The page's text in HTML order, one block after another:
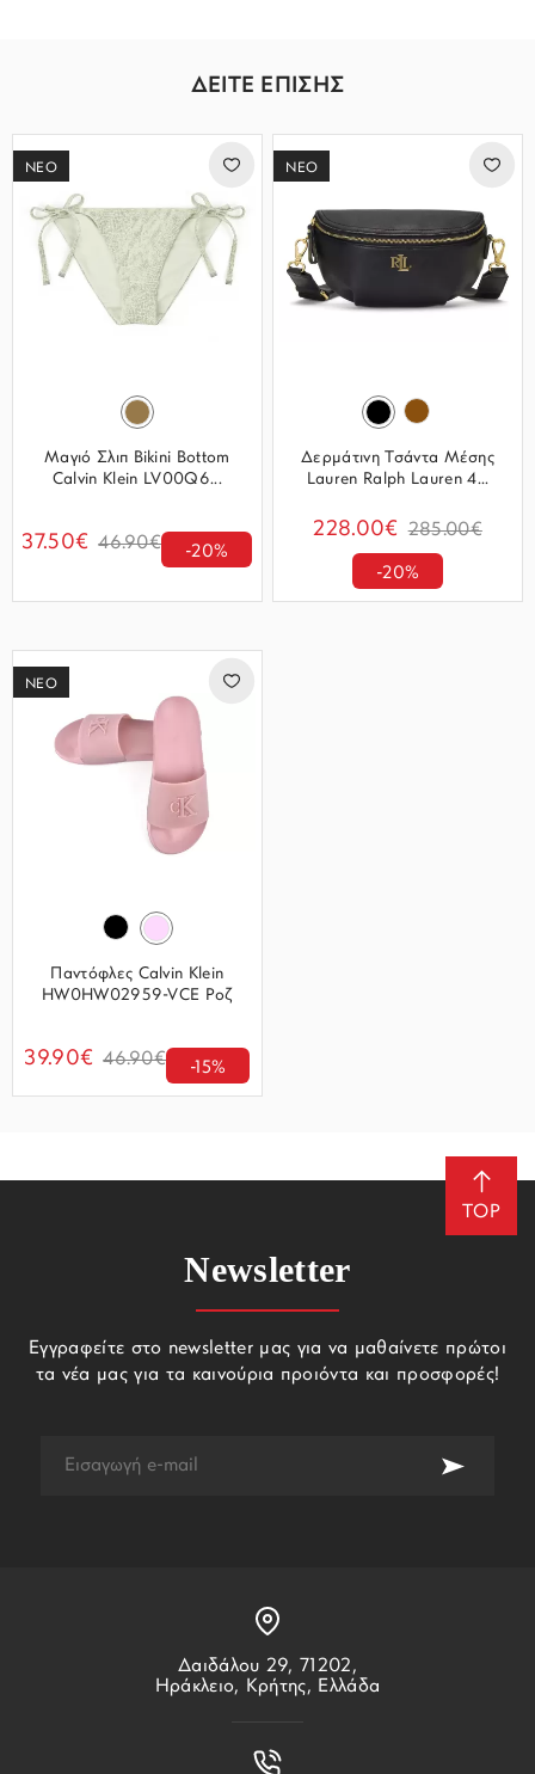
ΔΕΙΤΕ ΕΠΙΣΗΣ
ΝΕΟ
Μαγιό Σλιπ Bikini Bottom
Calvin Klein LV00Q6...
37.50€ 46.90€ -20%
ΝΕΟ
Δερμάτινη Τσάντα Μέσης
Lauren Ralph Lauren 4...
228.00€ 285.00€
-20%
ΝΕΟ
Παντόφλες Calvin Klein
HW0HW02959-VCE Ροζ
39.90€ 46.90€ -15%
TOP
Δαιδάλου 29, 71202,
Ηράκλειο, Κρήτης, Ελλάδα
Newsletter
Εγγραφείτε στο newsletter μας για να μαθαίνετε πρώτοι
τα νέα μας για τα καινούρια προιόντα και προσφορές!